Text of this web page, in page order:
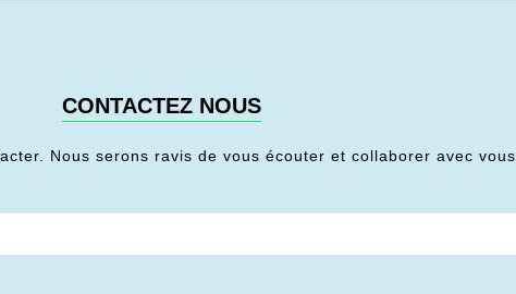
CONTACTEZ NOUS
Nous serons ravis de vous écouter et collaborer avec